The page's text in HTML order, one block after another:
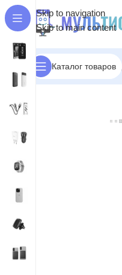
Skip to navigation
Skip to main content
Каталог товаров